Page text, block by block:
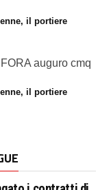
il portiere
auguro cmq
il portiere